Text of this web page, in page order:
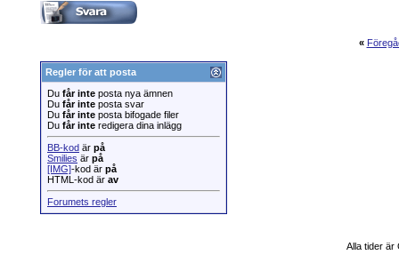
«
Regler för att posta
Du får inte posta nya ämnen
Du får inte posta svar
Du får inte posta bifogade filer
Du får inte redigera dina inlägg
BB-kod är på
Smilies är på
[IMG]-kod är på
HTML-kod är av
Forumets regler
Alla tider är